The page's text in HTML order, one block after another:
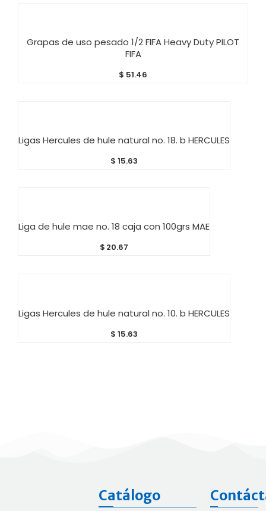
Grapas de uso pesado 1/2 FIFA Heavy Duty PILOT
FIFA
$ 51.46
Ligas Hercules de hule natural no. 18. b HERCULES
$ 15.63
Liga de hule mae no. 18 caja con 100grs MAE
$ 20.67
Ligas Hercules de hule natural no. 10. b HERCULES
$ 15.63
Catálogo